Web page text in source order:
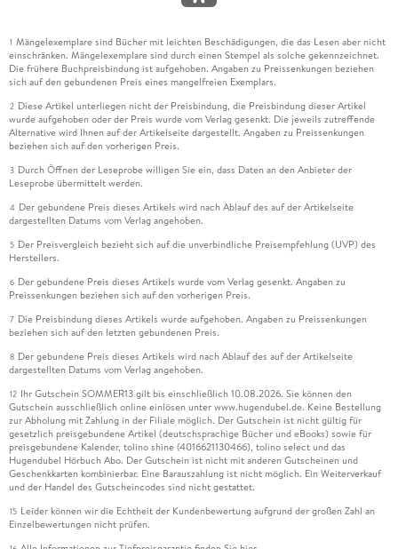
1 Mängelexemplare sind Bücher mit leichten Beschädigungen, die das Lesen aber nicht
einschränken. Mängelexemplare sind durch einen Stempel als solche gekennzeichnet.
Die frühere Buchpreisbindung ist aufgehoben. Angaben zu Preissenkungen beziehen
sich auf den gebundenen Preis eines mangelfreien Exemplars.
2 Diese Artikel unterliegen nicht der Preisbindung, die Preisbindung dieser Artikel
wurde aufgehoben oder der Preis wurde vom Verlag gesenkt. Die jeweils zutreffende
Alternative wird Ihnen auf der Artikelseite dargestellt. Angaben zu Preissenkungen
beziehen sich auf den vorherigen Preis.
3 Durch Öffnen der Leseprobe willigen Sie ein, dass Daten an den Anbieter der
Leseprobe übermittelt werden.
4 Der gebundene Preis dieses Artikels wird nach Ablauf des auf der Artikelseite
dargestellten Datums vom Verlag angehoben.
5 Der Preisvergleich bezieht sich auf die unverbindliche Preisempfehlung (UVP) des
Herstellers.
6 Der gebundene Preis dieses Artikels wurde vom Verlag gesenkt. Angaben zu
Preissenkungen beziehen sich auf den vorherigen Preis.
7 Die Preisbindung dieses Artikels wurde aufgehoben. Angaben zu Preissenkungen
beziehen sich auf den letzten gebundenen Preis.
8 Der gebundene Preis dieses Artikels wird nach Ablauf des auf der Artikelseite
dargestellten Datums vom Verlag angehoben.
12 Ihr Gutschein SOMMER13 gilt bis einschließlich 10.08.2026. Sie können den
Gutschein ausschließlich online einlösen unter www.hugendubel.de. Keine Bestellung
zur Abholung mit Zahlung in der Filiale möglich. Der Gutschein ist nicht gültig für
gesetzlich preisgebundene Artikel (deutschsprachige Bücher und eBooks) sowie für
preisgebundene Kalender, tolino shine (4016621130466), tolino select und das
Hugendubel Hörbuch Abo. Der Gutschein ist nicht mit anderen Gutscheinen und
Geschenkkarten kombinierbar. Eine Barauszahlung ist nicht möglich. Ein Weiterverkauf
und der Handel des Gutscheincodes sind nicht gestattet.
15 Leider können wir die Echtheit der Kundenbewertung aufgrund der großen Zahl an
Einzelbewertungen nicht prüfen.